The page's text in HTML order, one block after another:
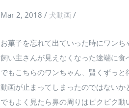
Mar 2, 2018 / 犬動画 /
お菓子を忘れて出ていった時にワンち
飼い主さんが見えなくなった途端に食
でもこちらのワンちゃん、賢くずっと
動画が止まってしまったのではないか
でもよく見たら鼻の周りはピクピク動